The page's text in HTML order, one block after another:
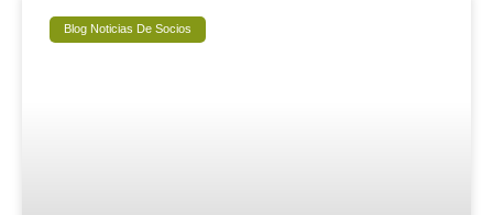
Blog Noticias De Socios